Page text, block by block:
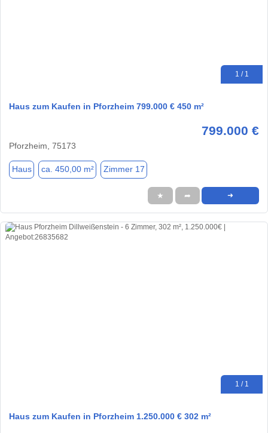
1 / 1
Haus zum Kaufen in Pforzheim 799.000 € 450 m²
799.000 €
Pforzheim, 75173
Haus ca. 450,00 m² Zimmer 17
★ ➦ ➜
1 / 1
Haus zum Kaufen in Pforzheim 1.250.000 € 302 m²